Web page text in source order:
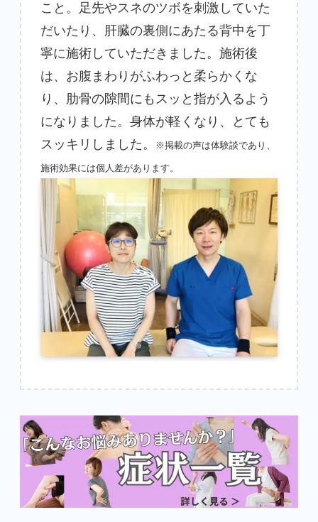
こと。足先やスネのツボを刺激していた
だいたり、肝臓の裏側にあたる背中を丁
寧に施術していただきました。施術後
は、お腹まわりがふわっと柔らかくな
り、肋骨の隙間にもスッと指が入るよう
になりました。身体が軽くなり、とても
スッキリしました。
※掲載の声は体験談であり、
施術効果には個人差があります。